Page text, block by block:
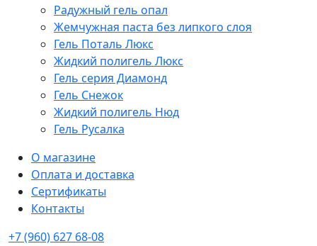
Радужный гель опал
Жемчужная паста без липкого слоя
Гель Поталь Люкс
Жидкий полигель Люкс
Гель серия Диамонд
Гель Снежок
Жидкий полигель Нюд
Гель Русалка
О магазине
Оплата и доставка
Cертификаты
Контакты
+7 (960) 627 68-08